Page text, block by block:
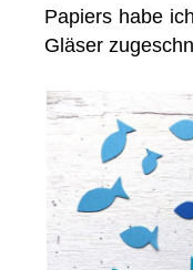
Papiers habe
Gläser